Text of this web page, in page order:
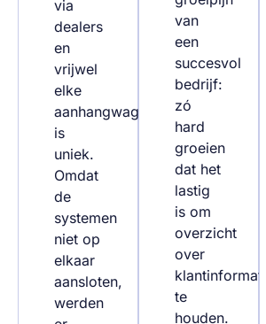
via
dealers
en
vrijwel
elke
aanhangwagen
is
uniek.
Omdat
de
systemen
niet op
elkaar
aansloten,
werden
van
een
succesvol
bedrijf:
zó
hard
groeien
dat het
lastig
is om
overzicht
over
klantinformatie
te
houden.